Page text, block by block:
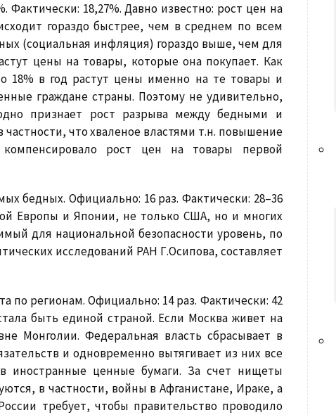
Фактически: 18,27%. Давно известно: рост цен на
гораздо быстрее, чем в среднем по всем
(социальная инфляция) гораздо выше, чем для
цены на товары, которые она покупает. Как
18% в год растут цены именно на те товары и
граждане страны. Поэтому не удивительно,
признает рост разрыва между бедными и
что хваленое властями т.н. повышение
рост цен на товары первой
бедных. Официально: 16 раз. Фактически: 28–36
Европы и Японии, не только США, но и многих
для национальной безопасности уровень, по
исследований РАН Г.Осипова, составляет
по регионам. Официально: 14 раз. Фактически: 42
быть единой страной. Если Москва живет на
Монголии. Федеральная власть сбрасывает в
и одновременно вытягивает из них все
иностранные ценные бумаги. За счет нищеты
в частности, войны в Афганистане, Ираке, а
требует, чтобы правительство проводило